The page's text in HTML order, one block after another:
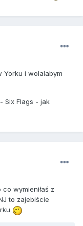
Yorku i wolalabym
Six Flags - jak
wymieniłaś z
to zajebiście